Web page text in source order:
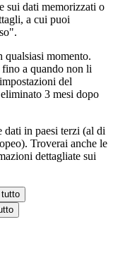
sui dati memorizzati o
a cui puoi
qualsiasi momento.
a quando non li
del
3 mesi dopo
in paesi terzi (al di
Troverai anche le
dettagliate sui